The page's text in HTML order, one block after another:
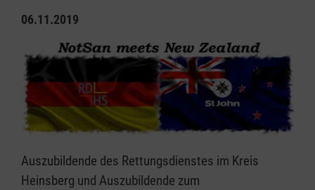
06.11.2019
Auszubildende des Rettungsdienstes im Kreis
Heinsberg und Auszubildende zum